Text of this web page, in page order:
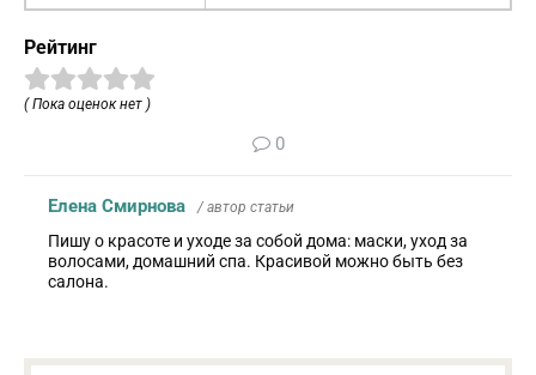
Рейтинг
( Пока оценок нет )
0
Елена Смирнова / автор статьи
Пишу о красоте и уходе за собой дома: маски, уход за
волосами, домашний спа. Красивой можно быть без
салона.